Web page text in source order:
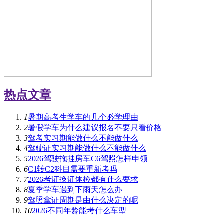
热点文章
1暑期高考生学车的几个必学理由
2暑假学车为什么建议报名不要只看价格
3驾考实习期能做什么不能做什么
4驾驶证实习期能做什么不能做什么
52026驾驶拖挂房车C6驾照怎样申领
6C1转C2科目需要重新考吗
72026考证换证体检都有什么要求
8夏季学车遇到下雨天怎么办
9驾照拿证周期是由什么决定的呢
102026不同年龄能考什么车型